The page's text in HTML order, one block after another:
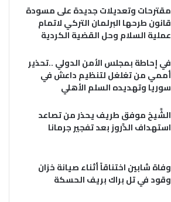
مقترحات وتعديلات جديدة على مسودة
قانون طرحها البرلمان التركي لاتمام
عملية السلام وحل القضية الكردية
في إحاطة بمجلس الأمن الدولي ..تحذير
أممي من تغلغل لتنظيم داعش في
سوريا وتهديده السلم الأهلي
الشَّيخ موفق طريف يحذر من تصاعد
استهداف الدَّروز بعد تفجير جرمانا
وفاة شابين اختناقاً أثناء صيانة خزان
وقود في تل براك بريف الحسكة